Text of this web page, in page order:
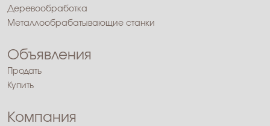
Деревообработка
Металлообрабатывающие станки
Объявления
Продать
Купить
Компания